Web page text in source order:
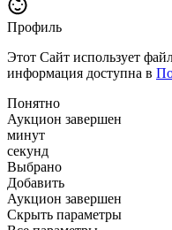
Профиль
Этот Сайт использует
информация доступна в
Понятно
Аукцион завершен
минут
секунд
Выбрано
Добавить
Аукцион завершен
Скрыть параметры